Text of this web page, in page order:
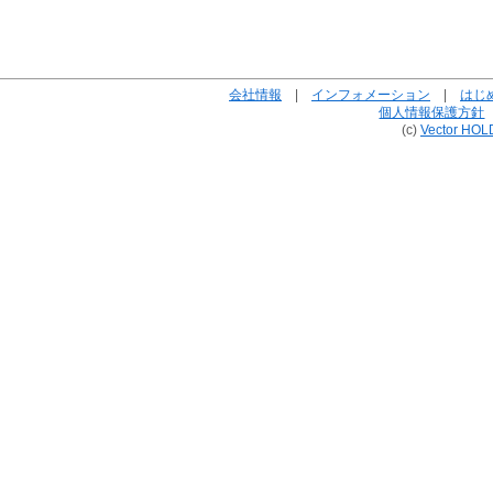
会社情報 | インフォメーション | はじ
個人情報保護方針
(c) Vector